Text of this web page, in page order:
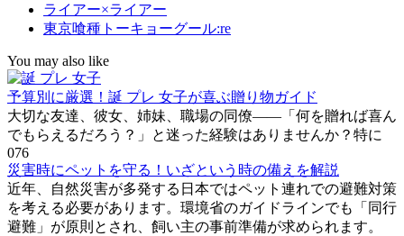
ライアー×ライアー
東京喰種トーキョーグール:re
You may also like
予算別に厳選！誕 プレ 女子が喜ぶ贈り物ガイド
大切な友達、彼女、姉妹、職場の同僚――「何を贈れば喜ん
でもらえるだろう？」と迷った経験はありませんか？特に
076
災害時にペットを守る！いざという時の備えを解説
近年、自然災害が多発する日本ではペット連れでの避難対策
を考える必要があります。環境省のガイドラインでも「同行
避難」が原則とされ、飼い主の事前準備が求められます。